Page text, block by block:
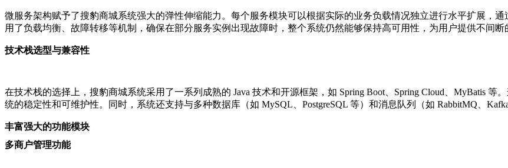
微服务架构赋予了搜豹商城系统强大的弹性伸缩能力。每个服务模块可以根据实际的业务负载情况独立进行水平扩展，
用了负载均衡、故障转移等机制，确保在部分服务实例出现故障时，整个系统仍然能够保持高可用性，为用户提供不间断
技术栈选型与兼容性
在技术栈的选择上，搜豹商城系统采用了一系列成熟的 Java 技术和开源框架，如 Spring Boot、Spring Cloud、MyBatis
统的稳定性和可维护性。同时，系统还支持与多种数据库（如 MySQL、PostgreSQL 等）和消息队列（如 RabbitMQ、
丰富强大的功能模块
多商户管理功能